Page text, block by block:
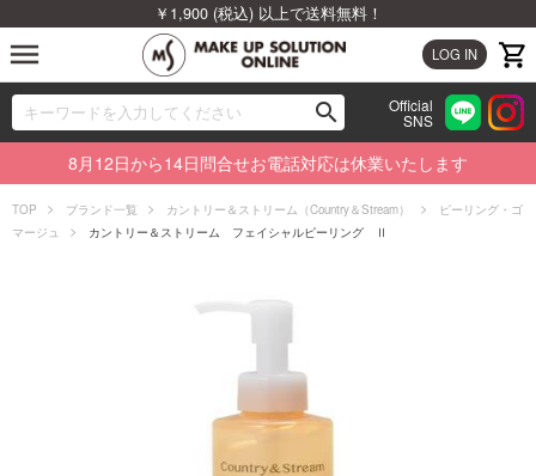
￥1,900 (税込) 以上で送料無料！
LOG IN
menu
search
00
Official
SNS
ブランドから探す
カテゴリから探す
ビューティジャーナルから探す
8月12日から14日問合せお電話対応は休業いたします
TOP ブランド一覧 カントリー＆ストリーム（Country＆Stream）
ピーリング・ゴ
マージュ
カントリー＆ストリーム フェイシャルピーリング Ⅱ